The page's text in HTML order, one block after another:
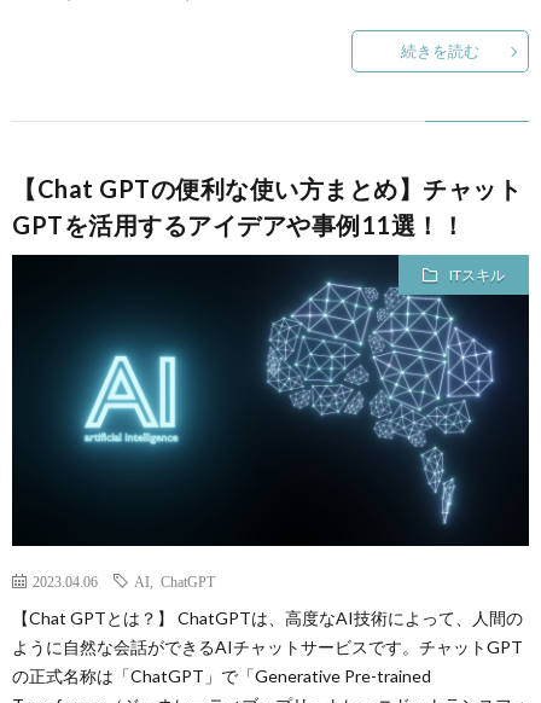
続きを読む
【Chat GPTの便利な使い方まとめ】チャット
GPTを活用するアイデアや事例11選！！
ITスキル
2023.04.06 AI ChatGPT
【Chat GPTとは？】 ChatGPTは、高度なAI技術によって、人間の
ように自然な会話ができるAIチャットサービスです。チャットGPT
の正式名称は「ChatGPT」で「Generative Pre-trained